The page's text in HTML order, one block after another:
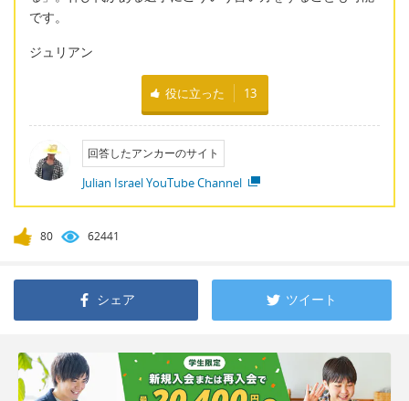
です。
ジュリアン
役に立った 13
回答したアンカーのサイト
Julian Israel YouTube Channel
80 62441
シェア ツイート